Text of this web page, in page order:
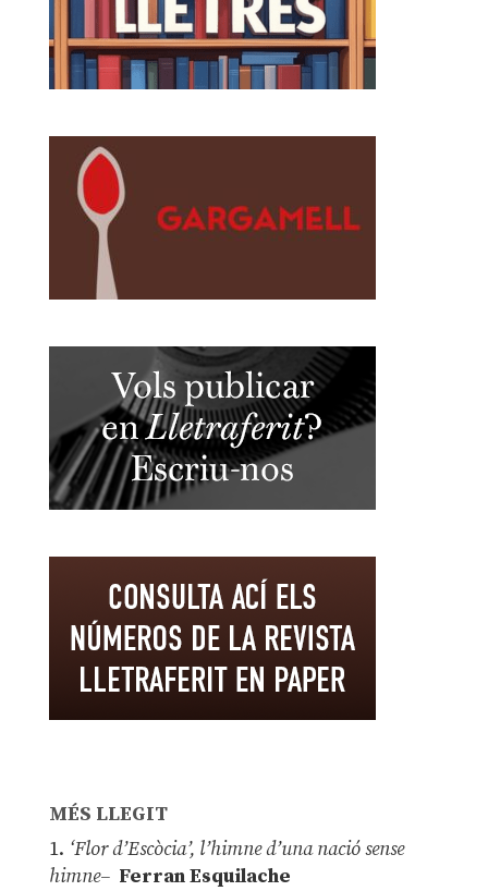
MÉS LLEGIT
1. ‘Flor d’Escòcia’, l’himne d’una nació sense
himne– Ferran Esquilache